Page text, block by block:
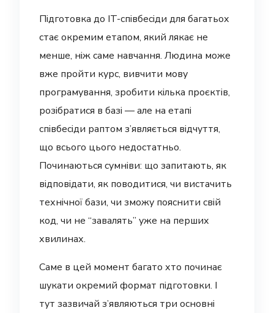
Підготовка до IT-співбесіди для багатьох
стає окремим етапом, який лякає не
менше, ніж саме навчання. Людина може
вже пройти курс, вивчити мову
програмування, зробити кілька проєктів,
розібратися в базі — але на етапі
співбесіди раптом з’являється відчуття,
що всього цього недостатньо.
Починаються сумніви: що запитають, як
відповідати, як поводитися, чи вистачить
технічної бази, чи зможу пояснити свій
код, чи не “завалять” уже на перших
хвилинах.
Саме в цей момент багато хто починає
шукати окремий формат підготовки. І
тут зазвичай з’являються три основні